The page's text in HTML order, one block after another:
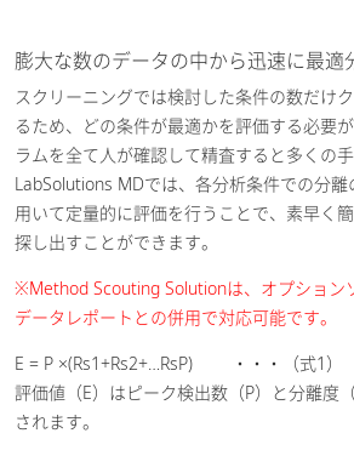
膨大な数のデータの中から迅速に最適
スクリーニングでは検討した条件の数だけ
るため、どの条件が最適かを評価する必要
ラムを全て人が確認して精査すると多くの手
LabSolutions MDでは、各分析条件での分
用いて定量的に評価を行うことで、素早く
探し出すことができます。
※Method Scouting Solutionは、オプション
データレポートとの併用で対応可能です。
E = P ×(Rs1+Rs2+…RsP) ・・・（式1）
評価値（E）はピーク検出数（P）と分離度
されます。